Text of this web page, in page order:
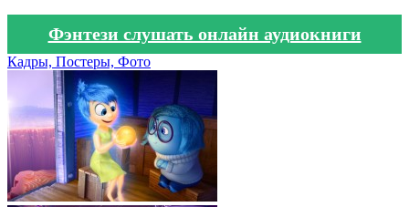
Фэнтези слушать онлайн аудиокниги
Кадры, Постеры, Фото